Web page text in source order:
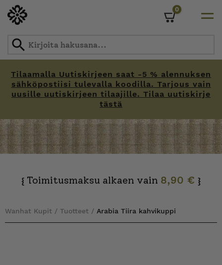
Tilaamalla Uutiskirjeen saat -5 % alennuksen
sähköpostiisi tulevalla koodilla. Tarjous vain
uusille uutiskirjeen tilaajille. Tilaa uutiskirje
tästä
0
{ Toimitusmaksu alkaen vain 8,90 € }
Wanhat Kupit / Tuotteet / Arabia Tiira kahvikuppi